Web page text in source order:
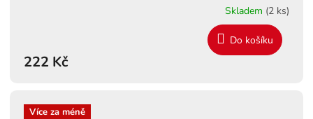
Skladem (2 ks)
222 Kč
Do košíku
Více za méně